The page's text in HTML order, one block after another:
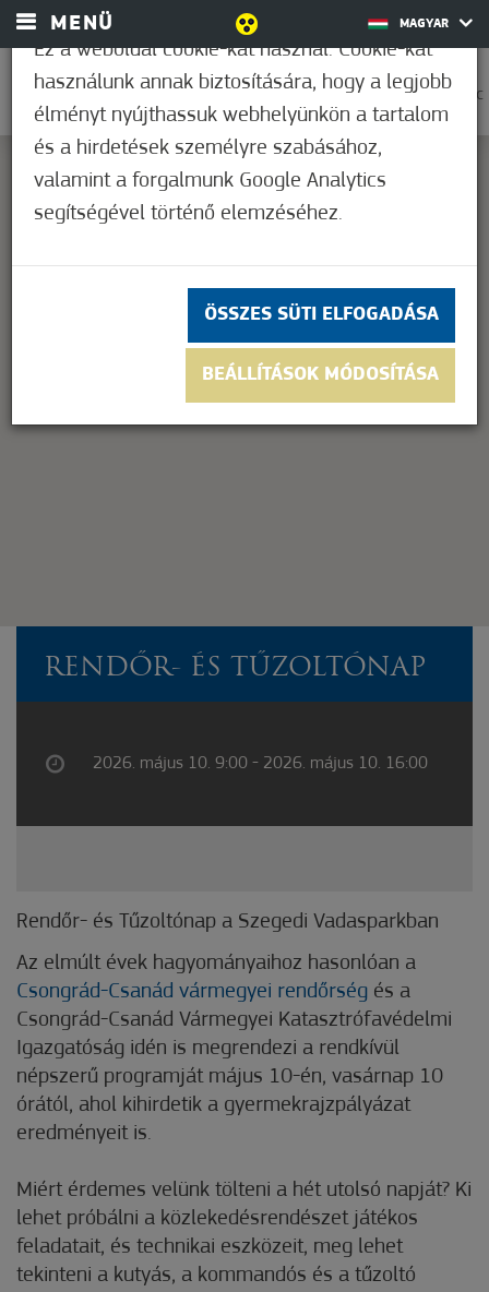
MENÜ MAGYAR
0
31,7°C
This page can't load Google Maps correctly.
Do you own this website? OK
RENDŐR- ÉS TŰZOLTÓNAP
2026. május 10. 9:00 - 2026. május 10. 16:00
Rendőr- és Tűzoltónap a Szegedi Vadasparkban
Az elmúlt évek hagyományaihoz hasonlóan a
Csongrád-Csanád vármegyei rendőrség és a
Csongrád-Csanád Vármegyei Katasztrófavédelmi
Igazgatóság idén is megrendezi a rendkívül
népszerű programját május 10-én, vasárnap 10
órától, ahol kihirdetik a gyermekrajzpályázat
eredményeit is.
Miért érdemes velünk tölteni a hét utolsó napját? Ki
lehet próbálni a közlekedésrendészet játékos
feladatait, és technikai eszközeit, meg lehet
tekinteni a kutyás, a kommandós és a tűzoltó
Ez a weboldal cookie-kat használ. Cookie-kat
használunk annak biztosítására, hogy a legjobb
élményt nyújthassuk webhelyünkön a tartalom
és a hirdetések személyre szabásához,
valamint a forgalmunk Google Analytics
segítségével történő elemzéséhez.
ÖSSZES SÜTI ELFOGADÁSA
BEÁLLÍTÁSOK MÓDOSÍTÁSA